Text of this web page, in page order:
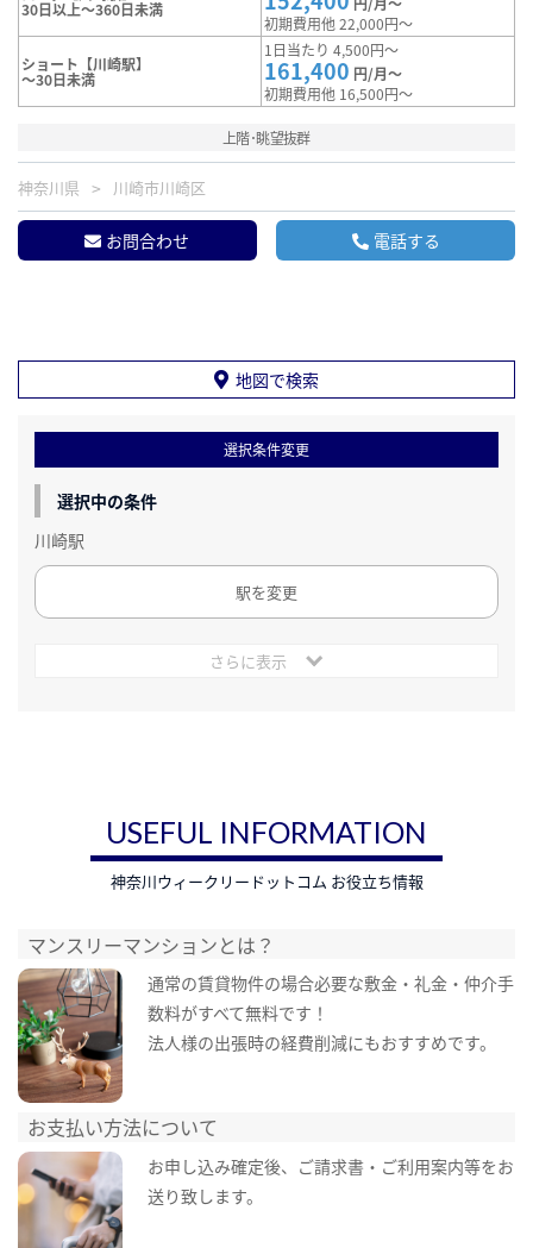
30日以上～360日未満
初期費用他 22,000円～
ショート【川崎駅】
～30日未満
1日当たり 4,500円～
161,400 円/月～
初期費用他 16,500円～
上階･眺望抜群
神奈川県 川崎市川崎区
お問合わせ 電話する
地図で検索
選択条件変更
選択中の条件
川崎駅
駅を変更
さらに表示
USEFUL INFORMATION
神奈川ウィークリードットコム お役立ち情報
マンスリーマンションとは？
通常の賃貸物件の場合必要な敷金・礼金・仲介手
数料がすべて無料です！
法人様の出張時の経費削減にもおすすめです。
お支払い方法について
お申し込み確定後、ご請求書・ご利用案内等をお
送り致します。